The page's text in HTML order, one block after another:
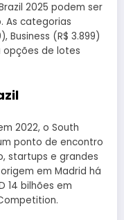
2025 podem ser
As categorias
Business (R$ 3.899)
opções de lotes
2022, o South
ponto de encontro
startups e grandes
em Madrid há
14 bilhões em